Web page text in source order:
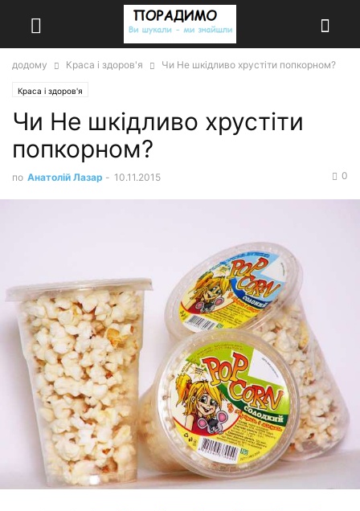
додому Краса і здоров'я Чи Не шкідливо хрустіти попкорном?
Краса і здоров'я
Чи Не шкідливо хрустіти
попкорном?
по Анатолій Лазар - 10.11.2015 0